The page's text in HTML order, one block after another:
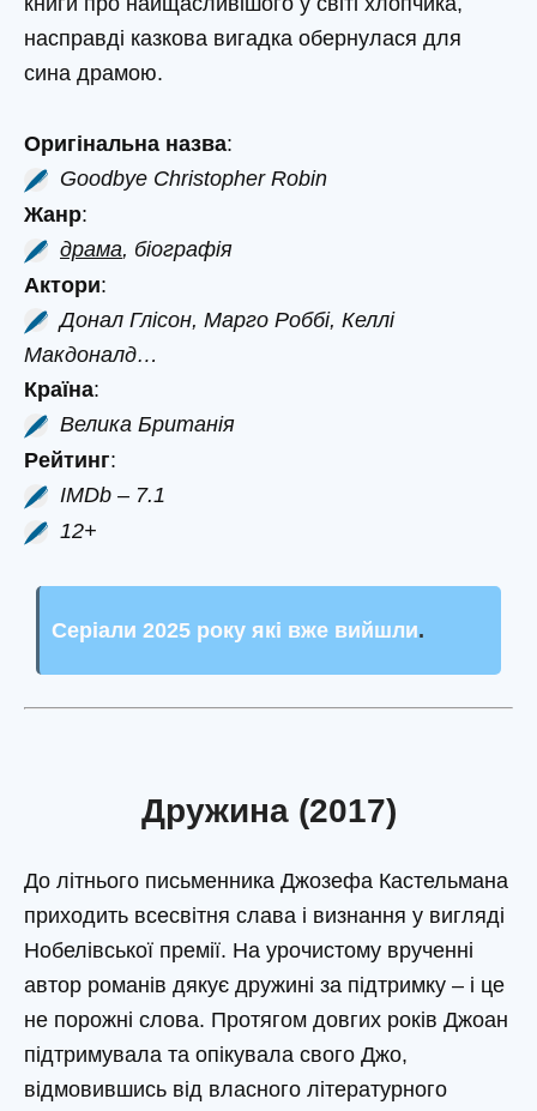
насправді казкова вигадка обернулася для
сина драмою.
Оригінальна назва:
Goodbye Christopher Robin
Жанр:
драма, біографія
Актори:
Донал Глісон, Марго Роббі, Келлі
Макдоналд…
Країна:
Велика Британія
Рейтинг:
IMDb – 7.1
12+
Серіали 2025 року які вже вийшли.
Дружина (2017)
До літнього письменника Джозефа Кастельмана
приходить всесвітня слава і визнання у вигляді
Нобелівської премії. На урочистому врученні
автор романів дякує дружині за підтримку – і це
не порожні слова. Протягом довгих років Джоан
підтримувала та опікувала свого Джо,
відмовившись від власного літературного